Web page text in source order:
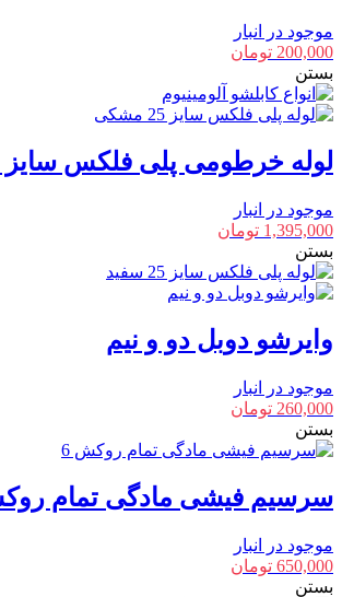
موجود در انبار
200,000 تومان
بستن
لوله خرطومی پلی فلکس سایز 25
موجود در انبار
1,395,000 تومان
بستن
وایرشو دوبل دو و نیم
موجود در انبار
260,000 تومان
بستن
سرسیم فیشی مادگی تمام
موجود در انبار
650,000 تومان
بستن